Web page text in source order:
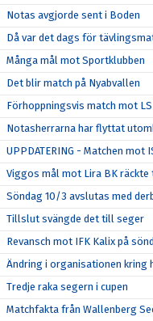
Notas avgjorde sent i Boden
Då var det dags för
Många mål mot Sportklubben
Det blir match på Nyabvallen
Förhoppningsvis match mot
Notasherrarna har flyttat
UPPDATERING - Matchen mot
Viggos mål mot Lira BK
Söndag 10/3 avslutas med
Tillslut svängde det till seger
Revansch mot IFK Kalix på
Ändring i organisationen kring
Tredje raka segern i cupen
Matchfakta från Wallenberg